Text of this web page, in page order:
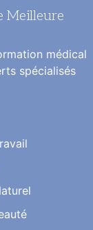
Meilleure
médical
spécialisés